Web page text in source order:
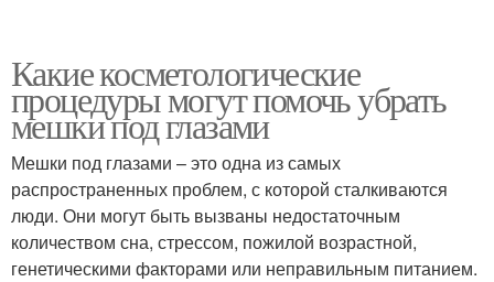
Какие косметологические
процедуры могут помочь убрать
мешки под глазами
Мешки под глазами – это одна из самых
распространенных проблем, с которой сталкиваются
люди. Они могут быть вызваны недостаточным
количеством сна, стрессом, пожилой возрастной,
генетическими факторами или неправильным питанием.